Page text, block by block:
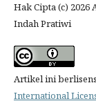
Hak Cipta (c) 2026
Indah Pratiwi
Artikel ini
International